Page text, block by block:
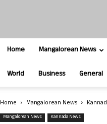
Home Mangalorean News
World Business General
Home Mangalorean News
Mangalorean News Kannada News